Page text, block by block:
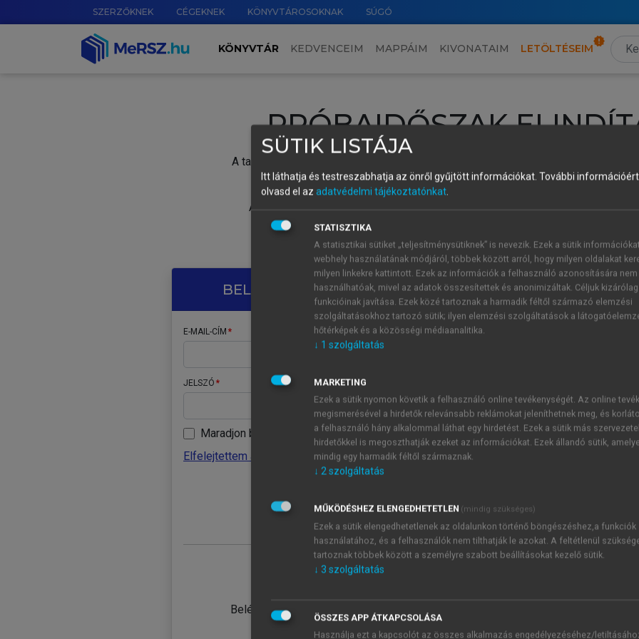
SZERZŐKNEK CÉGEKNEK KÖNYVTÁROSOKNAK SÚGÓ
KÖNYVTÁR KEDVENCEIM MAPPÁIM KIVONATAIM LETÖLTÉSEIM
PRÓBAIDŐSZAK
A tartalom megtekintéséhez lépj be a saját fiókoddal, iskolai azonosítóddal vagy
Új felhasználóként1 óra díjmentes hozzáférésrevagy
A próbaidőszak elindításához,
vagy hozz
A regisztráció után a
BELÉPÉS SAJÁT FIÓKKAL
E-MAIL-CÍM
JELSZÓ
Maradjon belépve
Elfelejtettem a jelszavamat
Belépés intézményi azonosítóval
ÚJ FIÓK
1 óra
JELSZÓ
Kérek értesítést a MeRSZ
Kérek értesítést az
SÜTIK LISTÁJA
Itt láthatja és testreszabhatja az önről gyűjtött információkat. További
olvasd el az adatvédelmi tájékoztatónkat.
STATISZTIKA
A statisztikai sütiket „teljesítménysütiknek” is nevezik. Ezek a sütik
webhely használatának módjáról, többek között arról, hogy milyen oldalakat
milyen linkekre kattintott. Ezek az információk a felhasználó azonosítására nem
használhatóak, mivel az adatok összesítettek és anonimizáltak. Céljuk
funkcióinak javítása. Ezek közé tartoznak a harmadik féltől származó elemzési
szolgáltatásokhoz tartozó sütik; ilyen elemzési szolgáltatások a
hőtérképek és a közösségi médiaanalitika.
↓ 1 szolgáltatás
MARKETING
Ezek a sütik nyomon követik a felhasználó online tevékenységét. Az online
megismerésével a hirdetők relevánsabb reklámokat jeleníthetnek meg, és
a felhasználó hány alkalommal láthat egy hirdetést. Ezek a sütik más
hirdetőkkel is megoszthatják ezeket az információkat. Ezek állandó sütik,
mindig egy harmadik féltől származnak.
↓ 2szolgáltatás
MŰKÖDÉSHEZ ELENGEDHETETLEN (mindig szükséges)
Ezek a sütik elengedhetetlenek az oldalunkon történő böngészéshez,a funkciók
használatához, és a felhasználók nem tilthatják le azokat. A feltétlenül
tartoznak többek között a személyre szabott beállításokat kezelő sütik.
↓ 3 szolgáltatás
ÖSSZES APP ÁTKAPCSOLÁSA
Használja ezt a kapcsolót az összes alkalmazás engedélyezéséhez/